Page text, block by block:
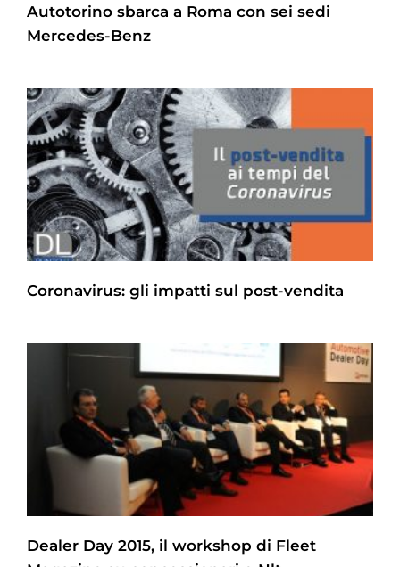
Autotorino sbarca a Roma con sei sedi
Mercedes-Benz
Coronavirus: gli impatti sul post-vendita
Dealer Day 2015, il workshop di Fleet